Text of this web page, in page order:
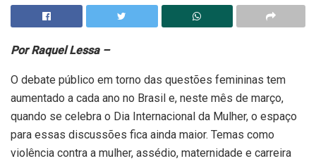
Por Raquel Lessa –
O debate público em torno das questões femininas tem
aumentado a cada ano no Brasil e, neste mês de março,
quando se celebra o Dia Internacional da Mulher, o espaço
para essas discussões fica ainda maior. Temas como
violência contra a mulher, assédio, maternidade e carreira